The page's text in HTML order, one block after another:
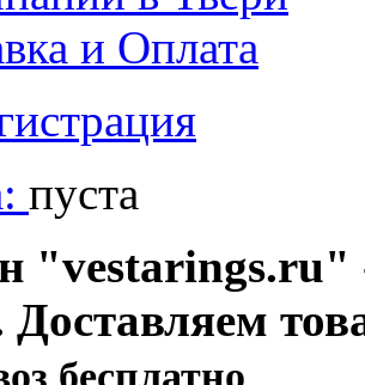
и Оплата
пуста
"vestarings.ru"
Доставляем
бесплатно